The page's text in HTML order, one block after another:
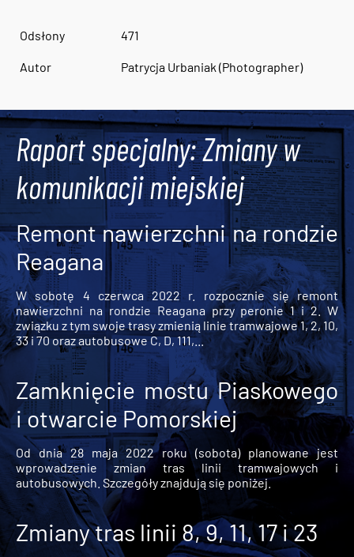
Odsłony 471
Autor Patrycja Urbaniak (Photographer)
Raport specjalny: Zmiany w
komunikacji miejskiej
Remont nawierzchni na rondzie
Reagana
W sobotę 4 czerwca 2022 r. rozpocznie się remont
nawierzchni na rondzie Reagana przy peronie 1 i 2. W
związku z tym swoje trasy zmienią linie tramwajowe 1, 2, 10,
33 i 70 oraz autobusowe C, D, 111,...
Zamknięcie mostu Piaskowego
i otwarcie Pomorskiej
Od dnia 28 maja 2022 roku (sobota) planowane jest
wprowadzenie zmian tras linii tramwajowych i
autobusowych. Szczegóły znajdują się poniżej.
Zmiany tras linii 8, 9, 11, 17 i 23